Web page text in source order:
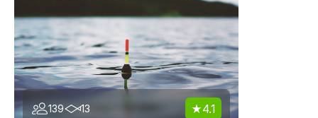
139 13 4.1